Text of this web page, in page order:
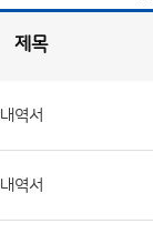
제목
역서
역서